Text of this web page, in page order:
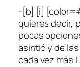
-[b] [i]
quieres decir,
pocas
asintió y de
cada vez más